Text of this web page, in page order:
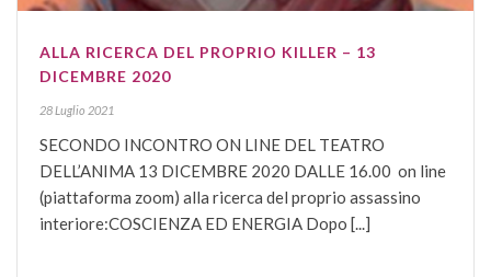
ALLA RICERCA DEL PROPRIO KILLER – 13
DICEMBRE 2020
28 Luglio 2021
SECONDO INCONTRO ON LINE DEL TEATRO
DELL’ANIMA 13 DICEMBRE 2020 DALLE 16.00 on line
(piattaforma zoom) alla ricerca del proprio assassino
interiore:COSCIENZA ED ENERGIA Dopo [...]